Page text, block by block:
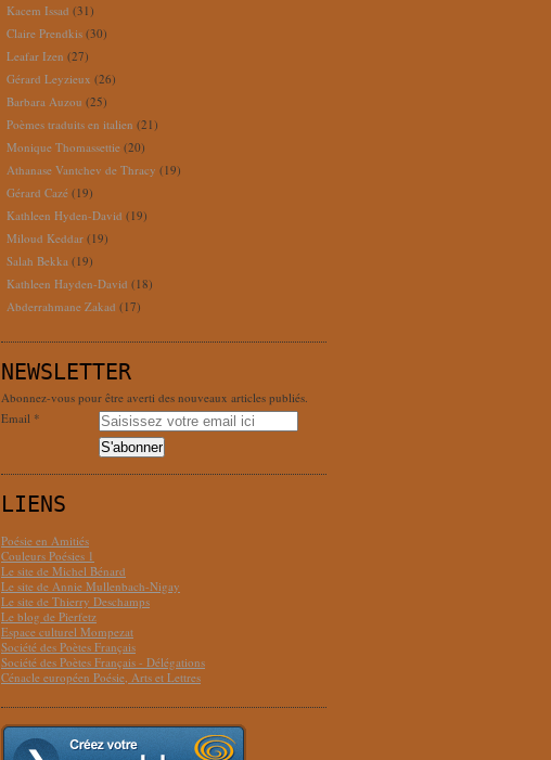
Kacem Issad (31)
Claire Prendkis (30)
Leafar Izen (27)
Gérard Leyzieux (26)
Barbara Auzou (25)
Poèmes traduits en italien (21)
Monique Thomassettie (20)
Athanase Vantchev de Thracy (19)
Gérard Cazé (19)
Kathleen Hyden-David (19)
Miloud Keddar (19)
Salah Bekka (19)
Kathleen Hayden-David (18)
Abderrahmane Zakad (17)
NEWSLETTER
Abonnez-vous pour être averti des nouveaux articles publiés.
Email
LIENS
Poésie en Amitiés
Couleurs Poésies 1
Le site de Michel Bénard
Le site de Annie Mullenbach-Nigay
Le site de Thierry Deschamps
Le blog de Pierfetz
Espace culturel Mompezat
Société des Poètes Français
Société des Poètes Français - Délégations
Cénacle européen Poésie, Arts et Lettres